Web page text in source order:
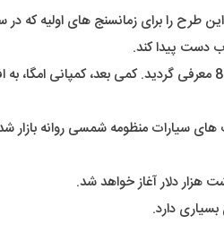
نسل های دوم و سوم در سال های 1959 و 1963 به تولید انبوه رسید و شاهکار افسانه ای امگا نسل چهارم
نیز رفرنسی دیگر از این محصول رو به جهان معرفی کرد که در 11 رنگ با الهامی
دلار آغاز خواهد شد.
دارد.